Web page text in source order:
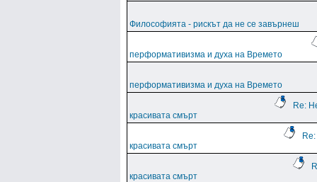
Философията - рискът да не се завърнеш
перформативизма и духа на Времето
перформативизма и духа на Времето
Re:
красивата смърт
красивата смърт
красивата смърт